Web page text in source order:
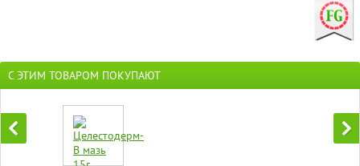
С ЭТИМ ТОВАРОМ ПОКУПАЮТ